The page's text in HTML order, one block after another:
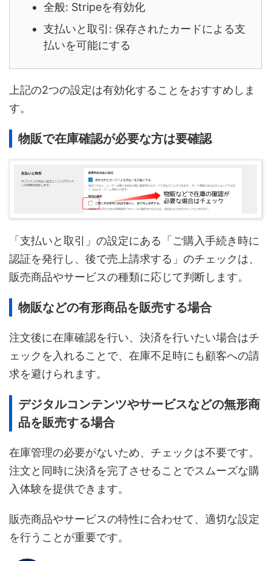
全般: Stripeを有効化
支払いと取引: 保存されたカードによる支
払いを可能にする
上記の2つの設定は有効化することをおすすめしま
す。
物販で在庫確認が必要な方は要確認
「支払いと取引」の設定にある「ご購入手続き時に
認証を発行し、後で売上請求する」のチェックは、
販売商品やサービスの種類に応じて判断します。
物販などの有形商品を販売する場合
注文後に在庫確認を行い、決済を行いたい場合はチ
ェックを入れることで、在庫不足時にも顧客への請
求を避けられます。
デジタルコンテンツやサービスなどの無形商
品を販売する場合
在庫管理の必要がないため、チェックは不要です。
注文と同時に決済を完了させることでスムーズな購
入体験を提供できます。
販売商品やサービスの特性に合わせて、適切な設定
を行うことが重要です。